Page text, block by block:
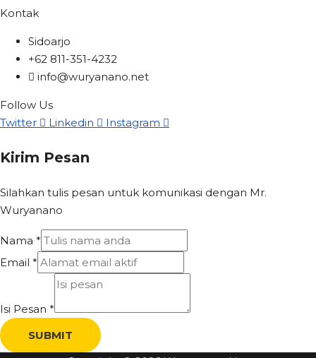
Kontak
Sidoarjo
+62 811-351-4232
info@wuryanano.net
Follow Us
Twitter
Linkedin Instagram
Kirim Pesan
Silahkan tulis pesan untuk komunikasi dengan Mr.
Wuryanano
Nama *
Email *
Isi Pesan *
SUBMIT